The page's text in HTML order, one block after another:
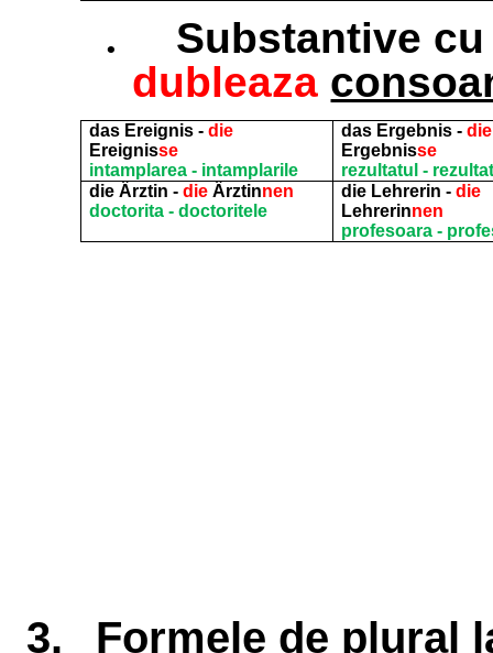
.
Substantive
dubleaza
das Ereignis - die
Ereignisse
intamplarea - intamplarile
das Ergebnis - die
Ergebnisse
rezultatul -
die Ärztin - dieÄrztinnen
doctorita - doctoritele
die Lehrerin - die
Lehrerinnen
profesoara -
3. Formele de plural